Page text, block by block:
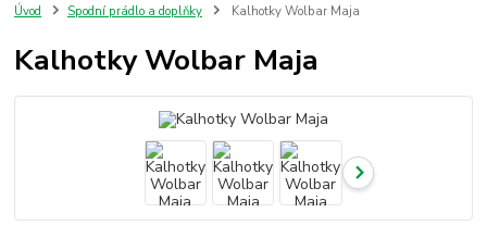
Úvod Spodní prádlo a doplňky Kalhotky Wolbar Maja
Kalhotky Wolbar Maja